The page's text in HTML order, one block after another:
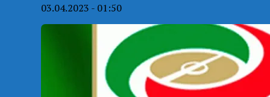
03.04.2023 - 01:50